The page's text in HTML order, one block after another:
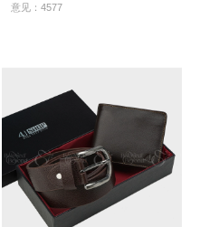
意见：4577